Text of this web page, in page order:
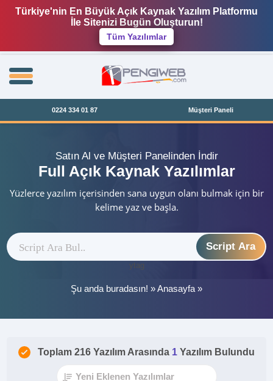
Türkiye'nin En Büyük Açık Kaynak Yazılım Platformu
İle Sitenizi Bugün Oluşturun!
Tüm Yazılımlar
0224 334 01 87 Müşteri Paneli
Satın Al ve Müşteri Panelinden İndir
Full Açık Kaynak Yazılımlar
Yüzlerce yazılım içerisinden sana uygun olanı bulmak için bir
kelime yaz ve başla.
Script Ara
ytag
Şu anda buradasın! »Anasayfa »
Toplam 216 Yazılım Arasında 1 Yazılım Bulundu